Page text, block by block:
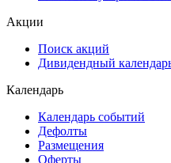
ESG
Самые популярные
Дивидендный календарь
Календарь